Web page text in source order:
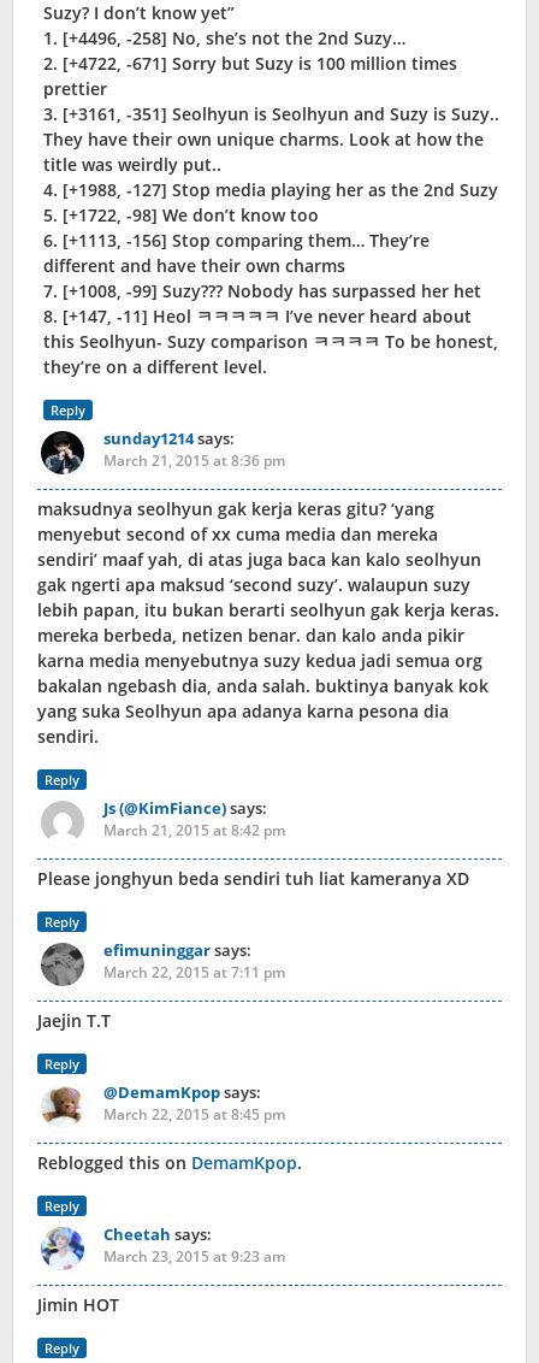
Suzy? I don’t know yet”
1. [+4496, -258] No, she’s not the 2nd Suzy…
2. [+4722, -671] Sorry but Suzy is 100 million times
prettier
3. [+3161, -351] Seolhyun is Seolhyun and Suzy is Suzy..
They have their own unique charms. Look at how the
title was weirdly put..
4. [+1988, -127] Stop media playing her as the 2nd Suzy
5. [+1722, -98] We don’t know too
6. [+1113, -156] Stop comparing them… They’re
different and have their own charms
7. [+1008, -99] Suzy??? Nobody has surpassed her het
8. [+147, -11] Heol ㅋㅋㅋㅋㅋ I’ve never heard about
this Seolhyun- Suzy comparison ㅋㅋㅋㅋ To be honest,
they’re on a different level.
Reply
sunday1214says:
March 21, 2015 at 8:36 pm
maksudnya seolhyun gak kerja keras gitu? ‘yang
menyebut second of xx cuma media dan mereka
sendiri’ maaf yah, di atas juga baca kan kalo seolhyun
gak ngerti apa maksud ‘second suzy’. walaupun suzy
lebih papan, itu bukan berarti seolhyun gak kerja keras.
mereka berbeda, netizen benar. dan kalo anda pikir
karna media menyebutnya suzy kedua jadi semua org
bakalan ngebash dia, anda salah. buktinya banyak kok
yang suka Seolhyun apa adanya karna pesona dia
sendiri.
Reply
Js (@KimFiance)says:
March 21, 2015 at 8:42 pm
Please jonghyun beda sendiri tuh liat kameranya XD
Reply
efimuninggarsays:
March 22, 2015 at 7:11 pm
Jaejin T.T
Reply
@DemamKpopsays:
March 22, 2015 at 8:45 pm
Reblogged this on DemamKpop.
Reply
Cheetah says:
March 23, 2015 at 9:23 am
Jimin HOT
Reply